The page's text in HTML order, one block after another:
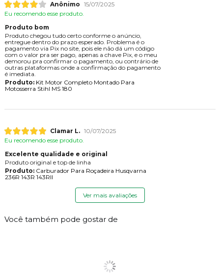
Anônimo 15/07/2025
Eu recomendo esse produto.
Produto bom
Produto chegou tudo certo conforme o anúncio,
entregue dentro do prazo esperado. Problema é o
pagamento via Pix no site, pois ele não dá um código
com o valor pra ser pago, apenas a chave Pix, e o meu
demorou pra confirmar o pagamento, ou contrário de
outras plataformas onde a confirmação do pagamento
é imediata.
Produto:Kit Motor Completo Montado Para
Motosserra Stihl MS 180
Clamar L. 10/07/2025
Eu recomendo esse produto.
Excelente qualidade e original
Produto original e top de linha
Produto:Carburador Para Roçadeira Husqvarna
236R 143R 143RII
Ver mais avaliações
Você também pode gostar de